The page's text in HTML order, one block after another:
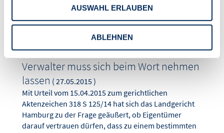
AUSWAHL ERLAUBEN
ABLEHNEN
Arbeitsleistung zur vollen Zufriedenheit…
generellen-anspruch-auf-gutes-arbeitszeugnis
Verwalter muss sich beim Wort nehmen
lassen ( 27.05.2015 )
Mit Urteil vom 15.04.2015 zum gerichtlichen
Aktenzeichen 318 S 125/14 hat sich das Landgericht
Hamburg zu der Frage geäußert, ob Eigentümer
darauf vertrauen dürfen, dass zu einem bestimmten